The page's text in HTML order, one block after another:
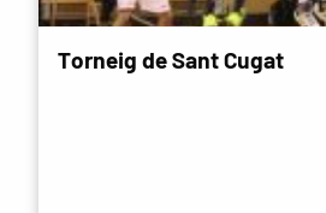
Torneig de Sant Cugat